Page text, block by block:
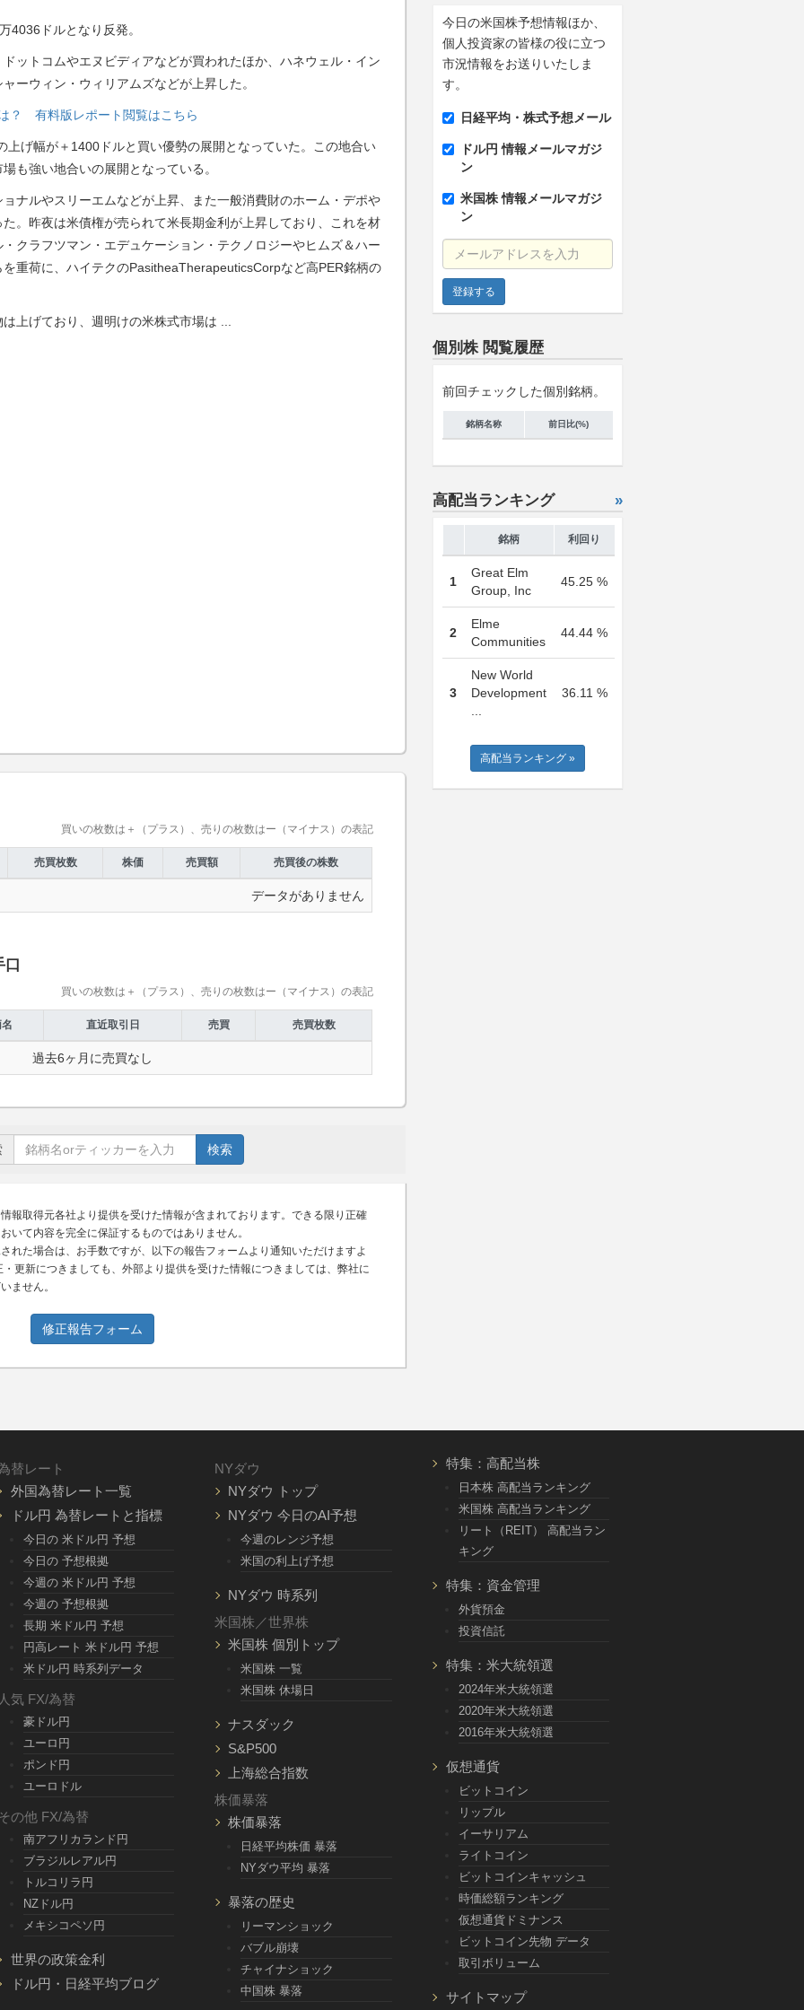
4036ドルとなり反発。
ットコムやエヌビディアなどが買われたほか、ハネウェル・イン
ーウィン・ウィリアムズなどが上昇した。
？ 有料版レポート閲覧はこちら
上げ幅が＋1400ドルと買い優勢の展開となっていた。この地合い
も強い地合いの展開となっている。
ナルやスリーエムなどが上昇、また一般消費財のホーム・デポや
。昨夜は米債権が売られて米長期金利が上昇しており、これを材
クラフツマン・エデュケーション・テクノロジーやヒムズ＆ハー
重荷に、ハイテクのPasitheaTherapeuticsCorpなど高PER銘柄の
上げており、週明けの米株式市場は ...
買いの枚数は＋（プラス）、売りの枚数はー（マイナス）の表記
売買枚数 株価 売買額 売買後の株数
データがありません
買いの枚数は＋（プラス）、売りの枚数はー（マイナス）の表記
直近取引日 売買 売買枚数
過去6ヶ月に売買なし
検索
今日の米国株予想情報ほか、
個人投資家の皆様の役に立つ
市況情報をお送りいたしま
す。
日経平均・株式予想メール
ドル円 情報メールマガジ
ン
米国株 情報メールマガジ
ン
メールアドレスを入力
個別株 閲覧履歴
前回チェックした個別銘柄。
銘柄名称 前日比(%)
高配当ランキング »
銘柄 利回り
1
Great Elm
Group, Inc
45.25 %
2
Elme
Communities
44.44 %
3
New World
Development
36.11 %
高配当ランキング »
報取得元各社より提供を受けた情報が含まれております。できる限り正確
いて内容を完全に保証するものではありません。
れた場合は、お手数ですが、以下の報告フォームより通知いただけますよ
更新につきましても、外部より提供を受けた情報につきましては、弊社に
ません。
修正報告フォーム
替レート
外国為替レート一覧
ドル円 為替レートと指標
今日の 米ドル円 予想
今日の 予想根拠
今週の 米ドル円 予想
今週の 予想根拠
長期 米ドル円 予想
円高レート 米ドル円 予想
米ドル円 時系列データ
人気 FX/為替
豪ドル円
ユーロ円
ポンド円
ユーロドル
の他 FX/為替
南アフリカランド円
ブラジルレアル円
トルコリラ円
NZドル円
メキシコペソ円
世界の政策金利
ドル円・日経平均ブログ
NYダウ
NYダウ トップ
NYダウ 今日のAI予想
今週のレンジ予想
米国の利上げ予想
NYダウ 時系列
米国株／世界株
米国株 個別トップ
米国株 一覧
米国株 休場日
ナスダック
S&P500
上海総合指数
株価暴落
株価暴落
日経平均株価 暴落
NYダウ平均 暴落
暴落の歴史
リーマンショック
バブル崩壊
チャイナショック
中国株 暴落
特集：高配当株
日本株 高配当ランキング
米国株 高配当ランキング
リート（REIT） 高配当ラン
キング
特集：資金管理
外貨預金
投資信託
特集：米大統領選
2024年米大統領選
2020年米大統領選
2016年米大統領選
仮想通貨
ビットコイン
リップル
イーサリアム
ライトコイン
ビットコインキャッシュ
時価総額ランキング
仮想通貨ドミナンス
ビットコイン先物 データ
取引ボリューム
サイトマップ